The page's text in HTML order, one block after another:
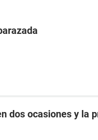
dos ocasiones y la